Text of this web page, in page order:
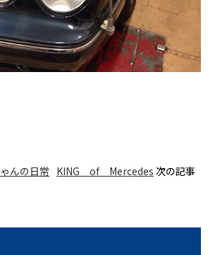
んの日常 KING of Mercedes 次の記事